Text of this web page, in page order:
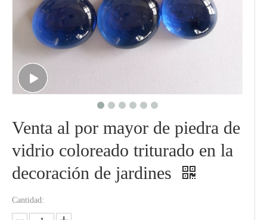
Venta al por mayor de piedra de
vidrio coloreado triturado en la
decoración de jardines
Cantidad: